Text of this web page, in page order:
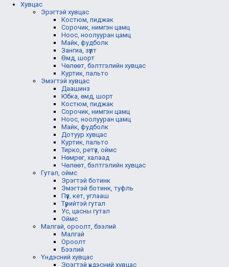
Хувцас
Эрэгтэй хувцас
Костюм, пиджак
Сорочик, нимгэн цамц
Ноос, ноолууран цамц
Майк, фудболк
Зангиа, зүүлт
Өмд, шорт
Чөлөөт, бэлтгэлийн хувцас
Куртик, пальто
Эмэгтэй хувцас
Даашинз
Юбка, өмд, шорт
Костюм, пиджак
Сорочик, нимгэн цамц
Ноос, ноолууран цамц
Майк, фудболк
Дотуур хувцас
Куртик, пальто
Тирко, ретүз, оймс
Нөмрөг, халаад
Чөлөөт, бэлтгэлийн хувцас
Гутал, оймс
Эрэгтэй ботинк
Эмэгтэй ботинк, туфль
Пүүз, кет, углааш
Түрийтэй гутал
Ус, цасны гутал
Оймс
Малгай, ороолт, бээлий
Малгай
Ороолт
Бээлий
Үндэсний хувцас
Эрэгтэй үндэсний хувцас